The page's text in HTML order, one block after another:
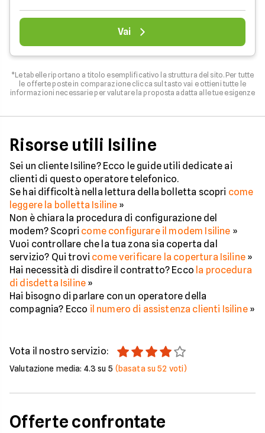
Vai
*Le tabelle riportano a titolo esemplificativo la struttura del sito. Per tutte
le offerte poste in comparazione clicca sul tasto vai e ottieni tutte le
informazioni necessarie per valutare la proposta adatta alle tue esigenze
Risorse utili Isiline
Sei un cliente Isiline? Ecco le guide utili dedicate ai
clienti di questo operatore telefonico.
Se hai difficoltà nella lettura della bolletta scopri come
leggere la bolletta Isiline »
Non è chiara la procedura di configurazione del
modem? Scopri come configurare il modem Isiline »
Vuoi controllare che la tua zona sia coperta dal
servizio? Qui trovi come verificare la copertura Isiline»
Hai necessità di disdire il contratto? Ecco la procedura
di disdetta Isiline »
Hai bisogno di parlare con un operatore della
compagnia? Ecco il numero di assistenza clienti Isiline»
Vota il nostro servizio:
Valutazione media: 4.3 su 5 (basata su52 voti)
Offerte confrontate